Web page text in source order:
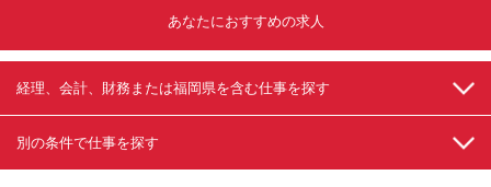
あなたにおすすめの求人
経理、会計、財務または福岡県を含む仕事を探す
別の条件で仕事を探す